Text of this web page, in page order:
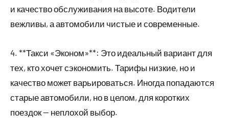
и качество обслуживания на высоте. Водители
вежливы, а автомобили чистые и современные.
4. **Такси «Эконом»**: Это идеальный вариант для
тех, кто хочет сэкономить. Тарифы низкие, но и
качество может варьироваться. Иногда попадаются
старые автомобили, но в целом, для коротких
поездок — неплохой выбор.